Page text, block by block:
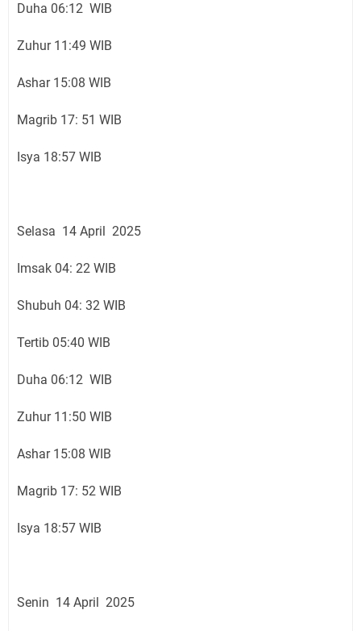
Duha 06:12 WIB
Zuhur 11:49 WIB
Ashar 15:08 WIB
Magrib 17: 51 WIB
Isya 18:57 WIB
Selasa 14 April 2025
Imsak 04: 22 WIB
Shubuh 04: 32 WIB
Tertib 05:40 WIB
Duha 06:12 WIB
Zuhur 11:50 WIB
Ashar 15:08 WIB
Magrib 17: 52 WIB
Isya 18:57 WIB
Senin 14 April 2025